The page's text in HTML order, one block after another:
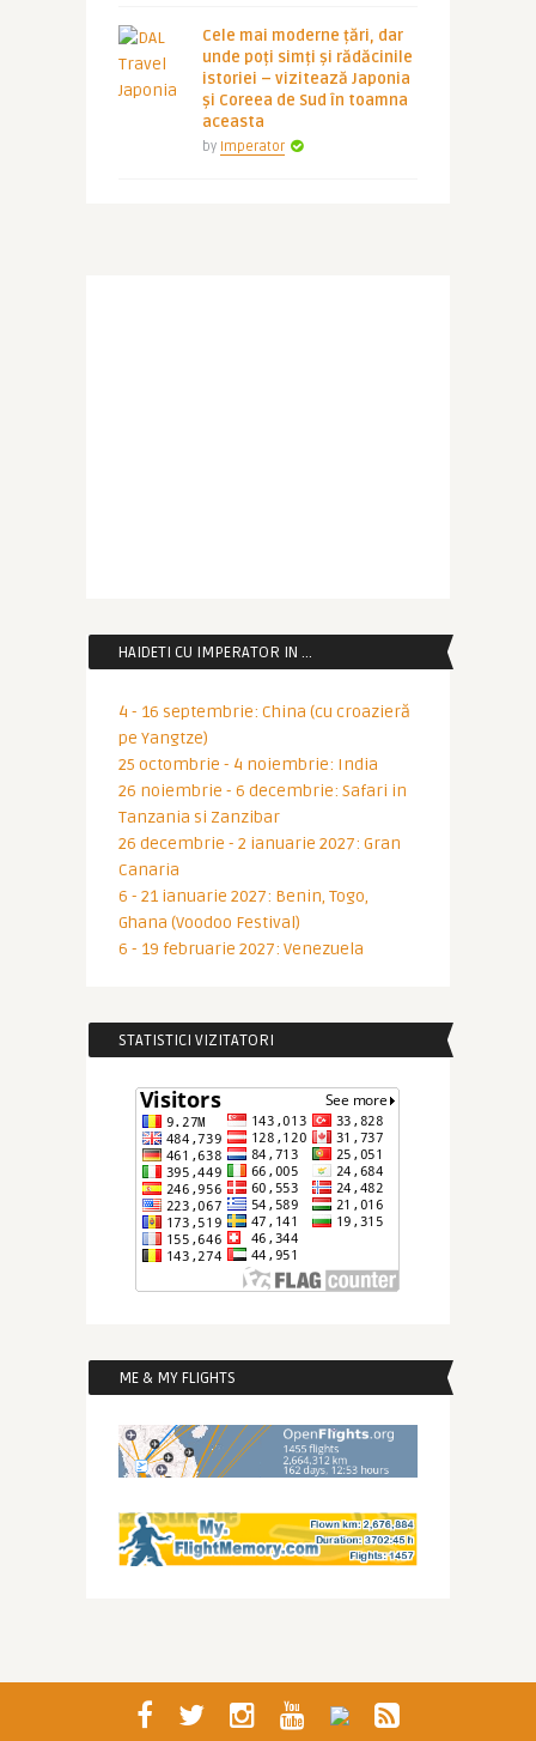
Cele mai moderne țări, dar
unde poți simți și rădăcinile
istoriei – vizitează Japonia
și Coreea de Sud în toamna
aceasta
by Imperator
HAIDETI CU IMPERATOR IN …
4 - 16 septembrie: China (cu croazieră
pe Yangtze)
25 octombrie - 4 noiembrie: India
26 noiembrie - 6 decembrie: Safari in
Tanzania si Zanzibar
26 decembrie - 2 ianuarie 2027: Gran
Canaria
6 - 21 ianuarie 2027: Benin, Togo,
Ghana (Voodoo Festival)
6 - 19 februarie 2027: Venezuela
STATISTICI VIZITATORI
ME & MY FLIGHTS